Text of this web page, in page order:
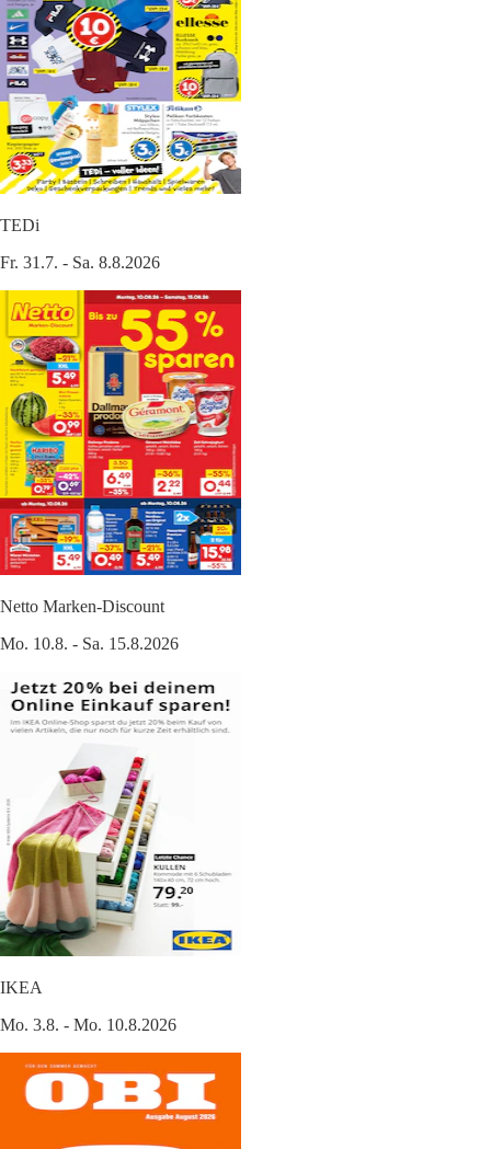
TEDi
Fr. 31.7. - Sa. 8.8.2026
Netto Marken-Discount
Mo. 10.8. - Sa. 15.8.2026
IKEA
Mo. 3.8. - Mo. 10.8.2026